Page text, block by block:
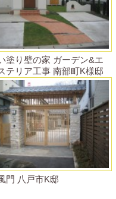
塗り壁の家 ガーデン&エ
テリア工事 南部町K様邸
門 八戸市K邸